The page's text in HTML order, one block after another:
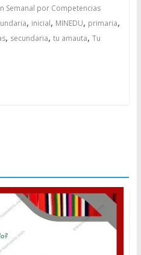
Semanal por Competencias
, inicial, MINEDU, primaria,
, secundaria, tu amauta, Tu